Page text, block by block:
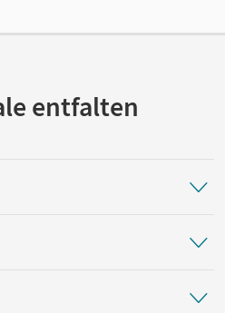
entfalten